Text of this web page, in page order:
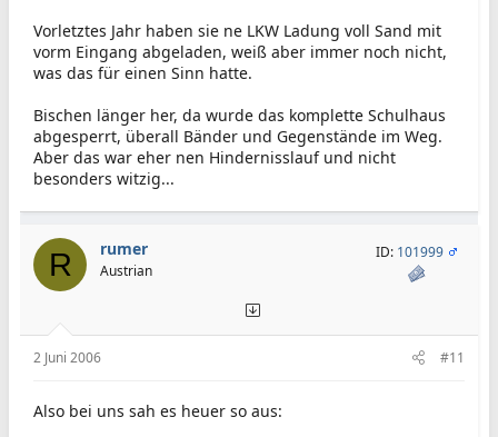
Vorletztes Jahr haben sie ne LKW Ladung voll Sand mit
vorm Eingang abgeladen, weiß aber immer noch nicht,
was das für einen Sinn hatte.
Bischen länger her, da wurde das komplette Schulhaus
abgesperrt, überall Bänder und Gegenstände im Weg.
Aber das war eher nen Hindernisslauf und nicht
besonders witzig...
R rumer
Austrian
ID: 101999
2 Juni 2006 #11
Also bei uns sah es heuer so aus: